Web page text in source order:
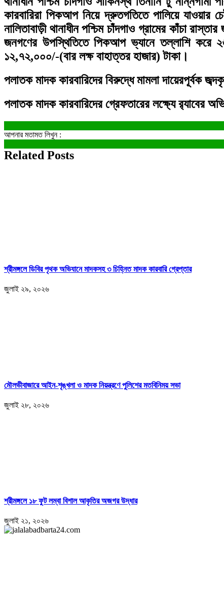
কারবারিরা পিকআপ নিয়ে দ্রুতগতিতে পালিয়ে
নালিতাবাড়ী থানাধীন পশ্চিম চাঁদগাও গ্রামের কাঁচা
জনগণের উপস্থিতিতে পিকআপ ভ্যানে তল্লাশি করে
১২,৭২,০০০/-(বার লক্ষ বাহাত্তর হাজার) টাকা।
পলাতক মাদক কারবারিদের বিরুদ্ধে মামলা দায়েরপূর্বক
পলাতক মাদক কারবারিদের গ্রেফতারের লক্ষ্যে র‌্যাবের
আপনার মতামত লিখুন :
Related Posts
শ্রীমঙ্গলে ডিবির পৃথক অভিযানে মাদকসহ ৩ চিহ্নিত মাদক কারবারি গ্রেপ্তার
জুলাই ২৯, ২০২৬
মৌলভীবাজারে আইন-শৃঙ্খলা ও মাদক নিয়ন্ত্রণে পুলিশের মতবিনিময় সভা
জুলাই ২৮, ২০২৬
শ্রীমঙ্গলে ১৮ ফুট লম্বা বিশাল আকৃতির অজগর উদ্ধার
জুলাই ২১, ২০২৬